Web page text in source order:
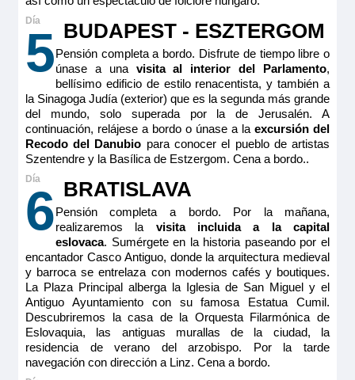
5 BUDAPEST - ESZTERGOM
Pensión completa a bordo. Disfrute de tiempo libre o
únase a una visita al interior del Parlamento,
bellísimo edificio de estilo renacentista, y también a
la Sinagoga Judía (exterior) que es la segunda más grande
del mundo, solo superada por la de Jerusalén. A
continuación, relájese a bordo o únase a laexcursión del
Recodo del Danubio para conocer el pueblo de artistas
Szentendre y la Basílica de Estzergom. Cena a bordo..
6 BRATISLAVA
Pensión completa a bordo. Por la mañana,
realizaremos la visita incluida a la capital
eslovaca. Sumérgete en la historia paseando por el
encantador Casco Antiguo, donde la arquitectura medieval
y barroca se entrelaza con modernos cafés y boutiques.
La Plaza Principal alberga la Iglesia de San Miguel y el
Antiguo Ayuntamiento con su famosa Estatua Cumil.
Descubriremos la casa de la Orquesta Filarmónica de
Eslovaquia, las antiguas murallas de la ciudad, la
residencia de verano del arzobispo. Por la tarde
navegación con dirección a Linz. Cena a bordo.